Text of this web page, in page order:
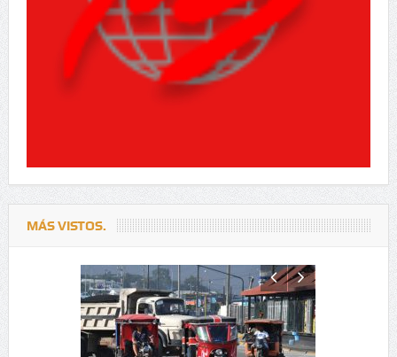
MÁS VISTOS.